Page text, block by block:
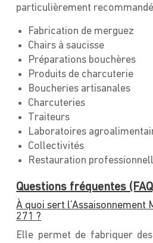
particulièrement
Fabrication de merguez
Chairs à saucisse
Préparations bouchères
Produits de charcuterie
Boucheries artisanales
Charcuteries
Traiteurs
Laboratoires
Collectivités
Restauration
Questions fréquentes
À quoi sert l’Assaisonnement
271 ?
Elle permet de fabriquer